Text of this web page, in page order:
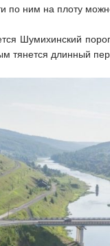
по ним на плоту
Шумихинский
тянется длинный